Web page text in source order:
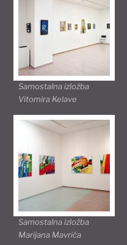
Samostalna izložba
Vitomira Kelave
Samostalna izložba
Marijana Mavrića